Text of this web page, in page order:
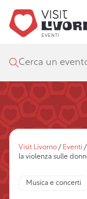
Cerca un
Visit Livorno / Eventi /
la violenza sulle
Musica e concerti